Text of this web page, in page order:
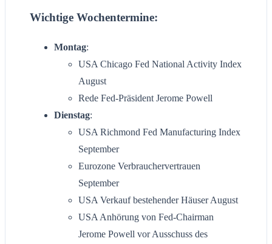
Wichtige Wochentermine:
Montag:
USA Chicago Fed National Activity Index
August
Rede Fed-Präsident Jerome Powell
Dienstag:
USA Richmond Fed Manufacturing Index
September
Eurozone Verbrauchervertrauen
September
USA Verkauf bestehender Häuser August
USA Anhörung von Fed-Chairman
Jerome Powell vor Ausschuss des